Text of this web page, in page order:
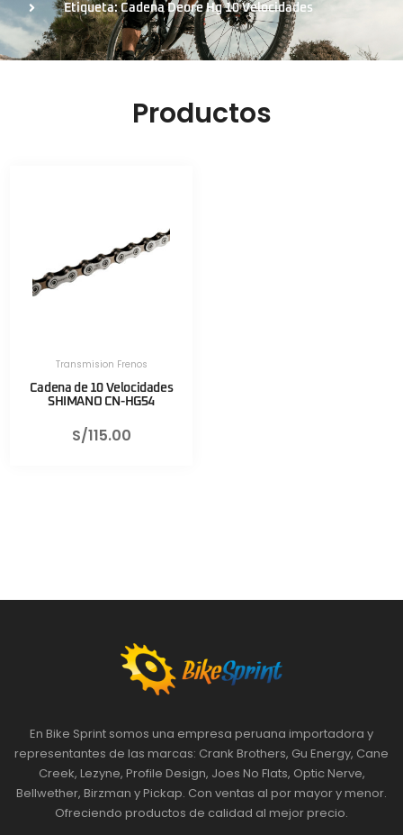
Etiqueta: Cadena Deore Hg 10 Velocidades
Productos
Transmision Frenos
Cadena de 10 Velocidades
SHIMANO CN-HG54
S/115.00
En Bike Sprint somos una empresa peruana importadora y
representantes de las marcas: Crank Brothers, Gu Energy, Cane
Creek, Lezyne, Profile Design, Joes No Flats, Optic Nerve,
Bellwether, Birzman y Pickap. Con ventas al por mayor y menor.
Ofreciendo productos de calidad al mejor precio.